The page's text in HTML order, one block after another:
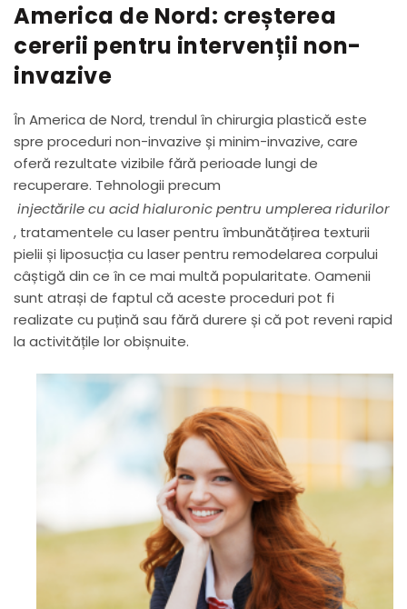
America de Nord: creșterea
cererii pentru intervenții non-
invazive
În America de Nord, trendul în chirurgia plastică este
spre proceduri non-invazive și minim-invazive, care
oferă rezultate vizibile fără perioade lungi de
recuperare. Tehnologii precum
injectările cu acid hialuronic pentru umplerea ridurilor
, tratamentele cu laser pentru îmbunătățirea texturii
pielii și liposucția cu laser pentru remodelarea corpului
câștigă din ce în ce mai multă popularitate. Oamenii
sunt atrași de faptul că aceste proceduri pot fi
realizate cu puțină sau fără durere și că pot reveni rapid
la activitățile lor obișnuite.